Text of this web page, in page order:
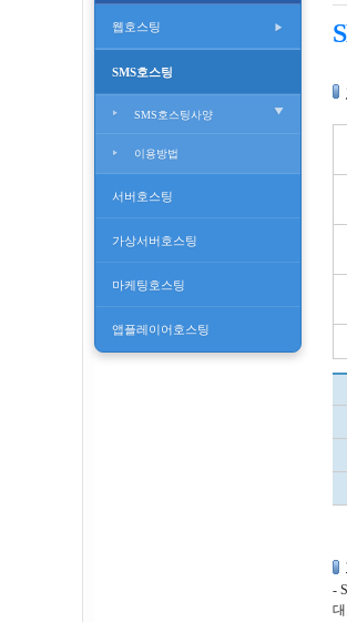
웹호스팅
웹호스팅
윈도우 호스팅
SMS호스팅
SMS호스팅사양
이용방법
서버호스팅
가상서버호스팅
마케팅호스팅
앱플레이어호스팅
-